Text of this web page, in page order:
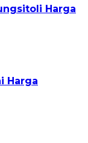
Harga
Harga